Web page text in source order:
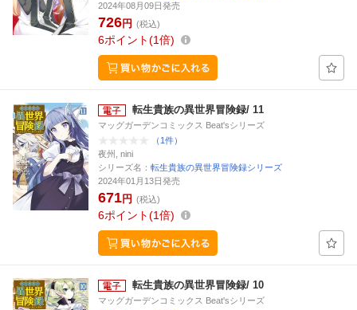
2024年08月09日発売
726円 (税込)
6ポイント 1倍
転生貴族の異世界冒険録/ 11
マッグガーデンコミックス Beat'sシリーズ
（1件）
夜州, nini
シリーズ名： 転生貴族の異世界冒険録シリーズ
2024年01月13日発売
671円 (税込)
6ポイント 1倍
転生貴族の異世界冒険録/ 10
マッグガーデンコミックス Beat'sシリーズ